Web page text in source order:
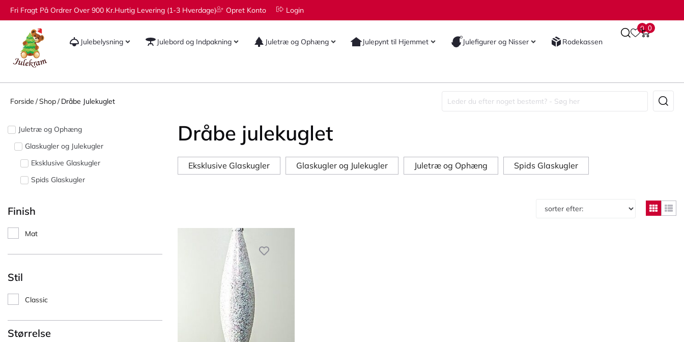
Fri Fragt På Ordrer Over 900 Kr.Hurtig Levering (1-3 Hverdage) Opret Konto Login
Julebelysning Julebord og Indpakning Juletræ og Ophæng Julepynt til Hjemmet Julefigurer og Nisser Rodekassen
0 0
Forside /Shop/ Dråbe Julekuglet
Juletræ og Ophæng
Glaskugler og Julekugler
Eksklusive Glaskugler
Spids Glaskugler
Finish
Mat
Stil
Classic
Størrelse
Dråbe julekuglet
Eksklusive Glaskugler Glaskugler og Julekugler Juletræ og Ophæng Spids Glaskugler